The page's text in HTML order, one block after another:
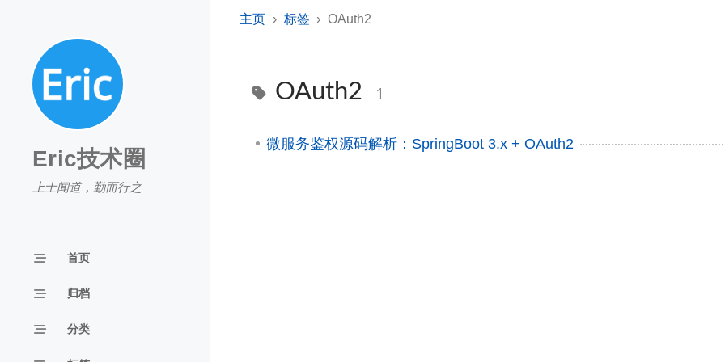
Eric技术圈
上士闻道，勤而行之
首页
归档
分类
主页 标签 OAuth2
OAuth2 1
微服务鉴权源码解析：SpringBoot 3.x + OAuth2